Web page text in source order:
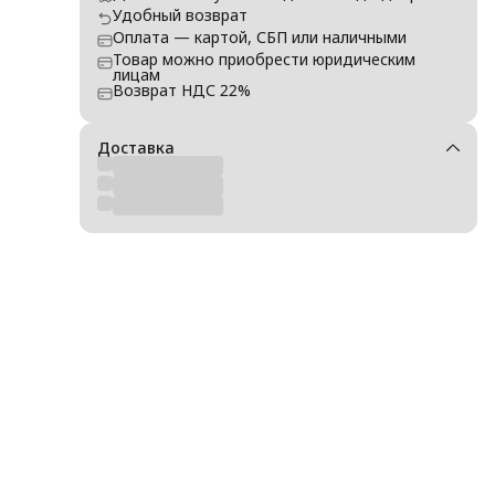
Удобный возврат
Оплата — картой, СБП или наличными
Товар можно приобрести юридическим
лицам
Возврат НДС 22%
Доставка